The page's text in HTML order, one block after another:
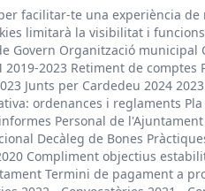
facilitar-te una experiència
limitarà la visibilitat i
Organització municipal
2023 Retiment de
Junts per Cardedeu 2024
ordenances i reglaments
Personal de
Decàleg de Bones
Compliment objectius
Termini de pagament a